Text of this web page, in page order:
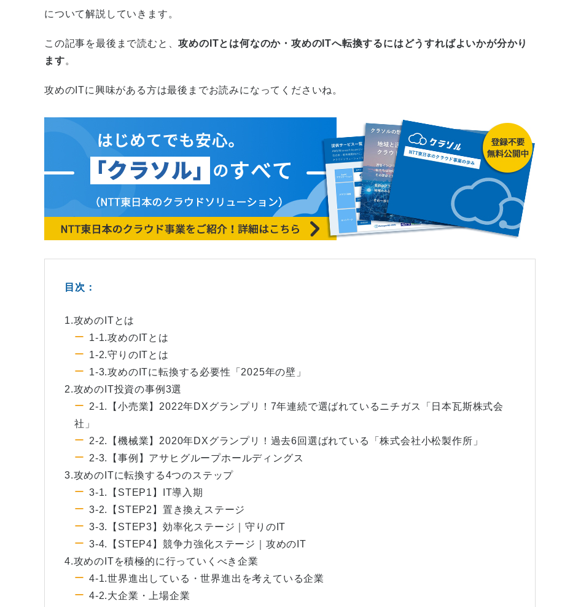
について解説していきます。
この記事を最後まで読むと、攻めのITとは何なのか・攻めのITへ転換するにはどうすればよいかが分かり
ます。
攻めのITに興味がある方は最後までお読みになってくださいね。
目次：
1.攻めのITとは
1-1.攻めのITとは
1-2.守りのITとは
1-3.攻めのITに転換する必要性「2025年の壁」
2.攻めのIT投資の事例3選
2-1.【小売業】2022年DXグランプリ！7年連続で選ばれているニチガス「日本瓦斯株式会
社」
2-2.【機械業】2020年DXグランプリ！過去6回選ばれている「株式会社小松製作所」
2-3.【事例】アサヒグループホールディングス
3.攻めのITに転換する4つのステップ
3-1.【STEP1】IT導入期
3-2.【STEP2】置き換えステージ
3-3.【STEP3】効率化ステージ｜守りのIT
3-4.【STEP4】競争力強化ステージ｜攻めのIT
4.攻めのITを積極的に行っていくべき企業
4-1.世界進出している・世界進出を考えている企業
4-2.大企業・上場企業